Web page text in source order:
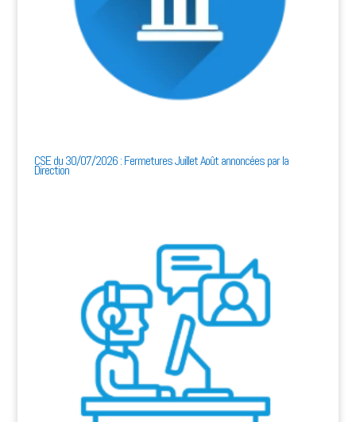
CSE du 30/07/2026 : Fermetures Juillet Août annoncées par la
Direction